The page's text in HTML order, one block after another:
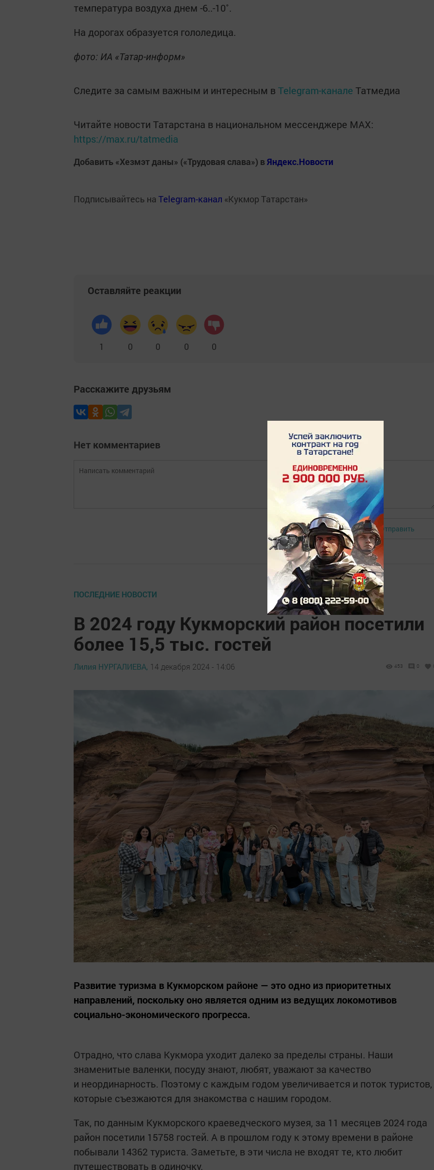
температура воздуха днем -6..-10˚.
На дорогах образуется гололедица.
фото: ИА «Татар-информ»
Следите за самым важным и интересным в Telegram-канале Татмедиа
Читайте новости Татарстана в национальном мессенджере MАХ:
https://max.ru/tatmedia
Добавить «Хезмэт даны» («Трудовая слава») вЯндекс.Новости
Подписывайтесь на Telegram-канал «Кукмор Татарстан»
Оставляйте реакции
1 0 0 0 0
Расскажите друзьям
Нет комментариев
Авторизоваться Отправить
ПОСЛЕДНИЕ НОВОСТИ
В 2024 году Кукморский район посетили
более 15,5 тыс. гостей
Лилия НУРГАЛИЕВА, 14 декабря 2024 - 14:06 453 0
Развитие туризма в Кукморском районе — это одно из приоритетных
направлений, поскольку оно является одним из ведущих локомотивов
социально-экономического прогресса.
Отрадно, что слава Кукмора уходит далеко за пределы страны. Наши
знаменитые валенки, посуду знают, любят, уважают за качество
и неординарность. Поэтому с каждым годом увеличивается и поток туристов,
которые съезжаются для знакомства с нашим городом.
Так, по данным Кукморского краеведческого музея, за 11 месяцев 2024 года
район посетили 15758 гостей. А в прошлом году к этому времени в районе
побывали 14362 туриста. Заметьте, в эти числа не входят те, кто любит
путешествовать в одиночку.